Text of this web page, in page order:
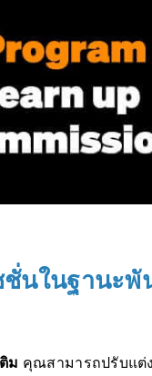
นในฐานะพั
ม คุณสามารถปรับแต่